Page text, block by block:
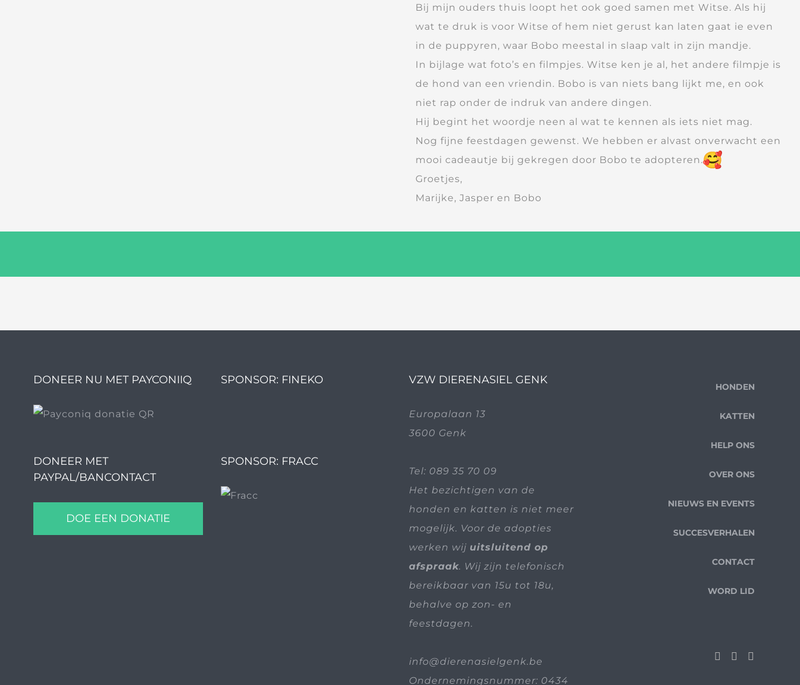
Bij mijn ouders thuis loopt het ook goed samen met Witse. Als hij
wat te druk is voor Witse of hem niet gerust kan laten gaat ie even
in de puppyren, waar Bobo meestal in slaap valt in zijn mandje.
In bijlage wat foto’s en filmpjes. Witse ken je al, het andere filmpje is
de hond van een vriendin. Bobo is van niets bang lijkt me, en ook
niet rap onder de indruk van andere dingen.
Hij begint het woordje neen al wat te kennen als iets niet mag.
Nog fijne feestdagen gewenst. We hebben er alvast onverwacht een
mooi cadeautje bij gekregen door Bobo te adopteren.
Groetjes,
Marijke, Jasper en Bobo
DONEER NU MET PAYCONIIQ
DONEER MET
PAYPAL/BANCONTACT
DOE EEN DONATIE
SPONSOR: FINEKO
SPONSOR: FRACC
VZW DIERENASIEL GENK
Europalaan 13
3600 Genk
Tel: 089 35 70 09
Het bezichtigen van de
honden en katten is niet meer
mogelijk. Voor de adopties
werken wij uitsluitend op
afspraak. Wij zijn telefonisch
bereikbaar van 15u tot 18u,
behalve op zon- en
feestdagen.
info@dierenasielgenk.be
Ondernemingsnummer: 0434
HONDEN
KATTEN
HELP ONS
OVER ONS
NIEUWS EN EVENTS
SUCCESVERHALEN
CONTACT
WORD LID